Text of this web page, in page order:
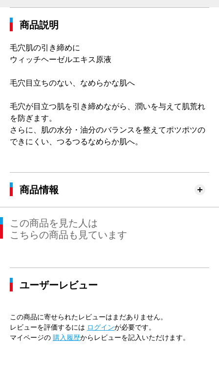
商品説明
毛穴肌の引き締めに
ウィッチヘーゼルエキス原液
毛穴目立ちのない、なめらかな肌へ
毛穴が目立つ肌を引き締めながら、潤いを与えて肌荒れ
を防ぎます。
さらに、肌の水分・油分のバランスを整えてポツポツの
できにくい、つるつるなめらか肌へ。
商品情報
この商品を見た人は
こちらの商品も見ています
ユーザーレビュー
この商品に寄せられたレビューはまだありません。
レビューを評価するには ログインが必要です。
マイページの 購入履歴からレビューを記入いただけます。